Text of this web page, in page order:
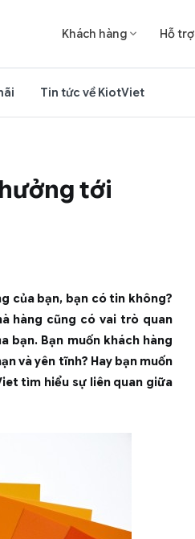
Khách hàng  Hỗ trợ
Tin tức về KiotViet
tới
của bạn, bạn có tin không?
hàng cũng có vai trò quan
bạn. Bạn muốn khách hàng
và yên tĩnh? Hay bạn muốn
tìm hiểu sự liên quan giữa